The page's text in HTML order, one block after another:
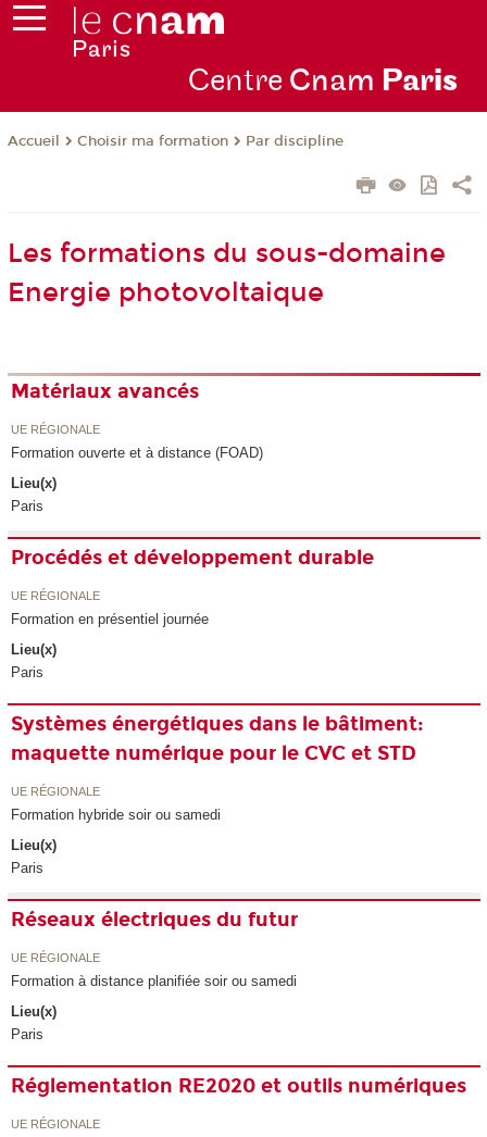
Centre Cnam Paris
Accueil Choisir ma formation Par discipline
Les formations du sous-domaine
Energie photovoltaique
Matériaux avancés
UE RÉGIONALE
Formation ouverte et à distance (FOAD)
Lieu(x)
Paris
Procédés et développement durable
UE RÉGIONALE
Formation en présentiel journée
Lieu(x)
Paris
Systèmes énergétiques dans le bâtiment:
maquette numérique pour le CVC et STD
UE RÉGIONALE
Formation hybride soir ou samedi
Lieu(x)
Paris
Réseaux électriques du futur
UE RÉGIONALE
Formation à distance planifiée soir ou samedi
Lieu(x)
Paris
Réglementation RE2020 et outils numériques
UE RÉGIONALE